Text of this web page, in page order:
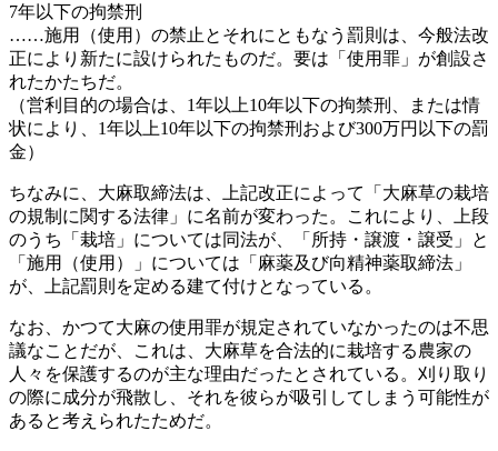
7年以下の拘禁刑
……施用（使用）の禁止とそれにともなう罰則は、今般法改
正により新たに設けられたものだ。要は「使用罪」が創設さ
れたかたちだ。
（営利目的の場合は、1年以上10年以下の拘禁刑、または情
状により、1年以上10年以下の拘禁刑および300万円以下の罰
金）
ちなみに、大麻取締法は、上記改正によって「大麻草の栽培
の規制に関する法律」に名前が変わった。これにより、上段
のうち「栽培」については同法が、「所持・譲渡・譲受」と
「施用（使用）」については「麻薬及び向精神薬取締法」
が、上記罰則を定める建て付けとなっている。
なお、かつて大麻の使用罪が規定されていなかったのは不思
議なことだが、これは、大麻草を合法的に栽培する農家の
人々を保護するのが主な理由だったとされている。刈り取り
の際に成分が飛散し、それを彼らが吸引してしまう可能性が
あると考えられたためだ。